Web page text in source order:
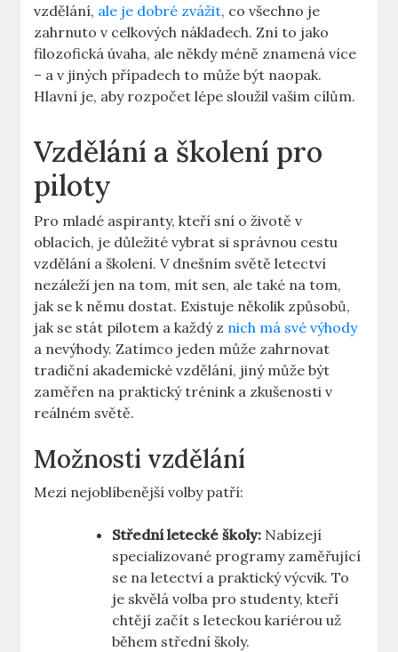
vzdělání, ale je dobré zvážit, co všechno je
zahrnuto v celkových nákladech. Zní to ‍jako‍
filozofická úvaha,‌ ale někdy méně znamená ⁤více⁢
–⁤ a​ v jiných případech to⁢ může​ být ‌naopak.⁤
Hlavní je, aby rozpočet⁤ lépe sloužil vašim cílům.
Vzdělání a školení ⁣pro
piloty
Pro​ mladé aspiranty, kteří sní o životě v
oblacích, ​je důležité vybrat si ​správnou cestu
vzdělání a ​školení. V dnešním světě letectví
nezáleží jen ⁢na tom, mít ⁣sen, ale také na⁤ tom,
jak se k němu⁢ dostat. Existuje několik způsobů,
jak ⁢se stát ​pilotem a každý z nich má své výhody
a nevýhody. ⁤Zatímco jeden může zahrnovat
⁢tradiční akademické vzdělání, jiný může být
zaměřen na praktický trénink a⁣ zkušenosti v
reálném světě.
Možnosti vzdělání
Mezi⁢ nejoblíbenější volby patří:
Střední letecké ⁣školy: Nabízejí
specializované programy zaměřující
se na letectví a praktický výcvik. ⁤To
je skvělá volba pro studenty, kteří‍
chtějí‍ začít s leteckou⁢ kariérou už
během střední školy.